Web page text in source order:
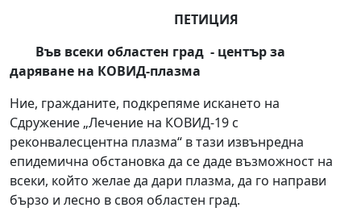
ПЕТИЦИЯ
Във всеки областен град - център за
даряване на КОВИД-плазма
Ние, гражданите, подкрепяме искането на
Сдружение „Лечение на КОВИД-19 с
реконвалесцентна плазма“ в тази извънредна
епидемична обстановка да се даде възможност на
всеки, който желае да дари плазма, да го направи
бързо и лесно в своя областен град.